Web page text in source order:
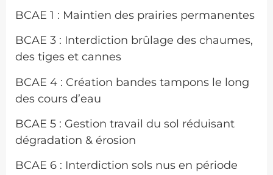
BCAE 1 : Maintien des prairies permanentes
BCAE 3 : Interdiction brûlage des chaumes,
des tiges et cannes
BCAE 4 : Création bandes tampons le long
des cours d’eau
BCAE 5 : Gestion travail du sol réduisant
dégradation & érosion
BCAE 6 : Interdiction sols nus en période